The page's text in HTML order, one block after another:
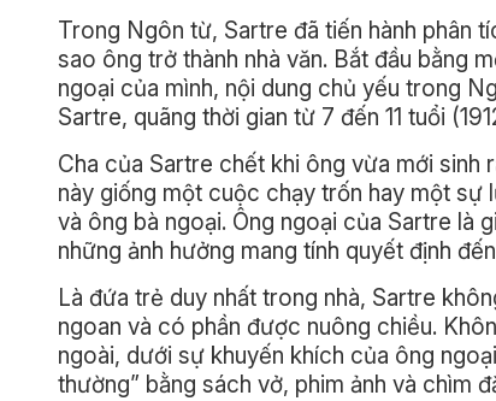
Trong Ngôn từ, Sartre đã tiến hành phân
sao ông trở thành nhà văn. Bắt đầu bằng
ngoại của mình, nội dung chủ yếu trong
Sartre, quãng thời gian từ 7 đến 11 tuổi
Cha của Sartre chết khi ông vừa mới sinh
này giống một cuộc chạy trốn hay một
và ông bà ngoại. Ông ngoại của Sartre là
những ảnh hưởng mang tính quyết định
Là đứa trẻ duy nhất trong nhà, Sartre
ngoan và có phần được nuông chiều.
ngoài, dưới sự khuyến khích của ông
thường” bằng sách vở, phim ảnh và chìm